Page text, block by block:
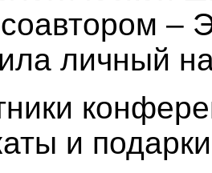
–
личный
и